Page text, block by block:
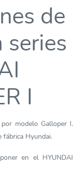
de
series
I
modelo Galloper I.
fábrica Hyundai.
en el HYUNDAI